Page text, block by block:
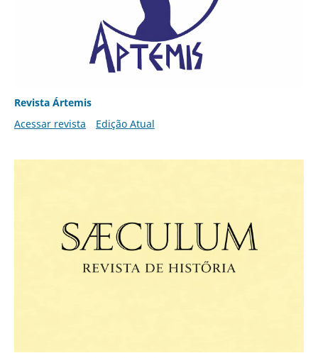
Revista Ártemis
Acessar revista
Edição Atual